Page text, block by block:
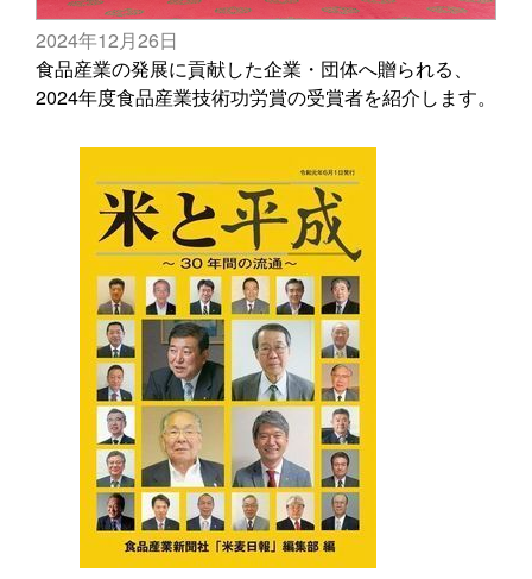
2024年12月26日
食品産業の発展に貢献した企業・団体へ贈られる、
2024年度食品産業技術功労賞の受賞者を紹介します。